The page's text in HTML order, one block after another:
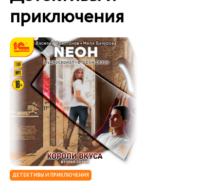
О нас
Партнерам
приключения
ДЕТЕКТИВЫ И ПРИКЛЮЧЕНИЯ